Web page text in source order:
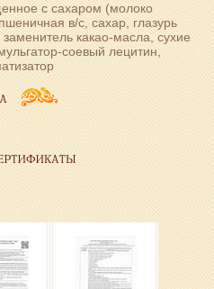
с сахаром (молоко
в/с, сахар, глазурь
какао-масла, сухие
соевый лецитин,